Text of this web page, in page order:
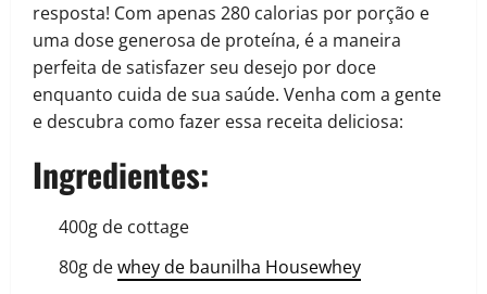
resposta! Com apenas 280 calorias por porção e
uma dose generosa de proteína, é a maneira
perfeita de satisfazer seu desejo por doce
enquanto cuida de sua saúde. Venha com a gente
e descubra como fazer essa receita deliciosa:
Ingredientes:
400g de cottage
80g dewhey de baunilha Housewhey